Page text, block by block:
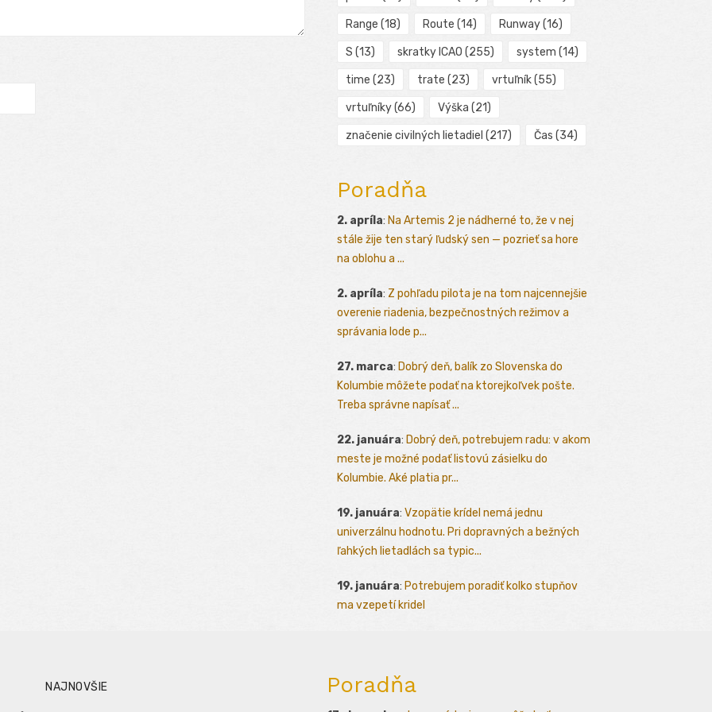
Range (18) Route (14) Runway(16)
S (13) skratky ICAO (255) system (14)
time (23) trate (23) vrtuľník(55)
vrtuľníky(66) Výška (21)
značenie civilných lietadiel (217) Čas (34)
Poradňa
2. apríla: Na Artemis 2 je nádherné to, že v nej
stále žije ten starý ľudský sen — pozrieť sa hore
na oblohu a ...
2. apríla: Z pohľadu pilota je na tom najcennejšie
overenie riadenia, bezpečnostných režimov a
správania lode p...
27. marca: Dobrý deň, balík zo Slovenska do
Kolumbie môžete podať na ktorejkoľvek pošte.
Treba správne napísať ...
22. januára: Dobrý deň, potrebujem radu: v akom
meste je možné podať listovú zásielku do
Kolumbie. Aké platia pr...
19. januára: Vzopätie krídel nemá jednu
univerzálnu hodnotu. Pri dopravných a bežných
ľahkých lietadlách sa typic...
19. januára: Potrebujem poradiť kolko stupňov
ma vzepetí kridel
NAJNOVŠIE Poradňa